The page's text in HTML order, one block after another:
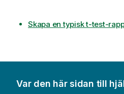
Skapa en typisk t-test-
Var den här sidan till